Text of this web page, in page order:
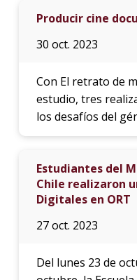
Producir cine
30 oct. 2023
Con El retrato de
estudio, tres
los desafíos del
Estudiantes del
Chile realizaron
Digitales en ORT
27 oct. 2023
Del lunes 23 de